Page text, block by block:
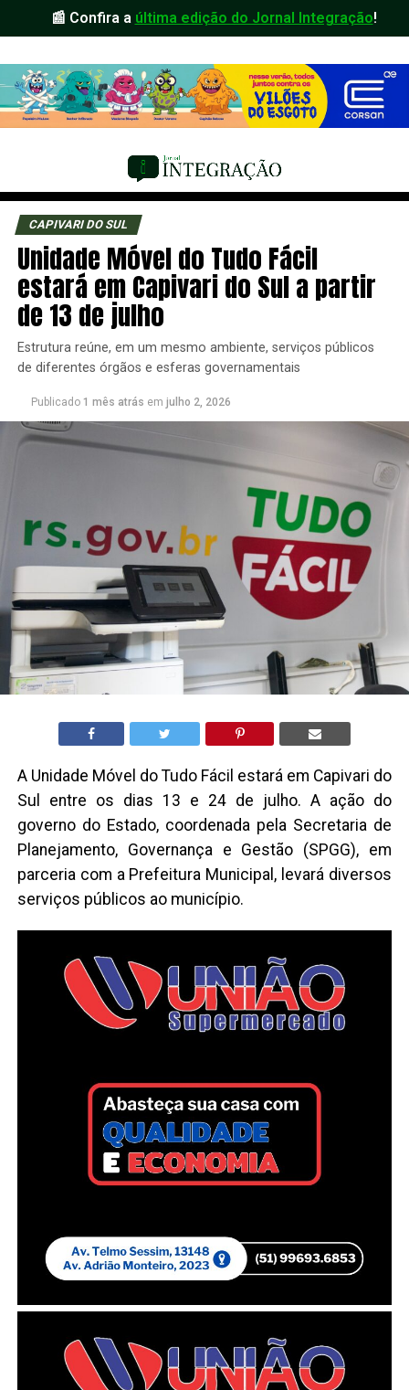
📰 Confira a última edição do Jornal Integração!
CAPIVARI DO SUL
Unidade Móvel do Tudo Fácil
estará em Capivari do Sul a partir
de 13 de julho
Estrutura reúne, em um mesmo ambiente, serviços públicos
de diferentes órgãos e esferas governamentais
Publicado 1 mês atrás em julho 2, 2026
A Unidade Móvel do Tudo Fácil estará em Capivari do
Sul entre os dias 13 e 24 de julho. A ação do
governo do Estado, coordenada pela Secretaria de
Planejamento, Governança e Gestão (SPGG), em
parceria com a Prefeitura Municipal, levará diversos
serviços públicos ao município.